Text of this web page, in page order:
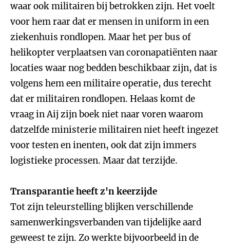
waar ook militairen bij betrokken zijn. Het voelt
voor hem raar dat er mensen in uniform in een
ziekenhuis rondlopen. Maar het per bus of
helikopter verplaatsen van coronapatiënten naar
locaties waar nog bedden beschikbaar zijn, dat is
volgens hem een militaire operatie, dus terecht
dat er militairen rondlopen. Helaas komt de
vraag in Aij zijn boek niet naar voren waarom
datzelfde ministerie militairen niet heeft ingezet
voor testen en inenten, ook dat zijn immers
logistieke processen. Maar dat terzijde.
Transparantie heeft z'n keerzijde
Tot zijn teleurstelling blijken verschillende
samenwerkingsverbanden van tijdelijke aard
geweest te zijn. Zo werkte bijvoorbeeld in de